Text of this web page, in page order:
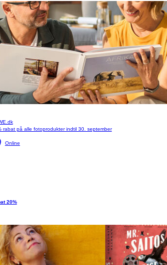
rabat på alle fotoprodukter indtil 30. september
Online
20%